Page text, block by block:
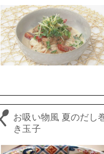
お吸い物風 夏のだし
き玉子